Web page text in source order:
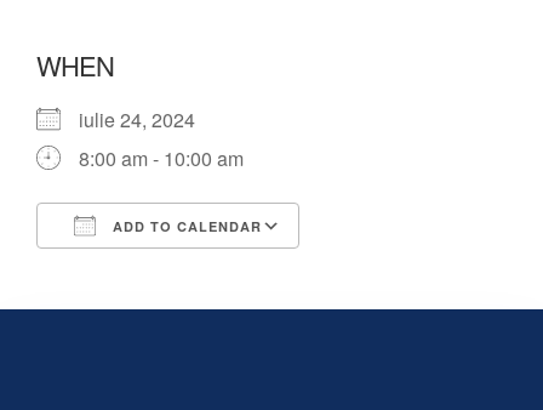
WHEN
iulie 24, 2024
8:00 am - 10:00 am
ADD TO CALENDAR